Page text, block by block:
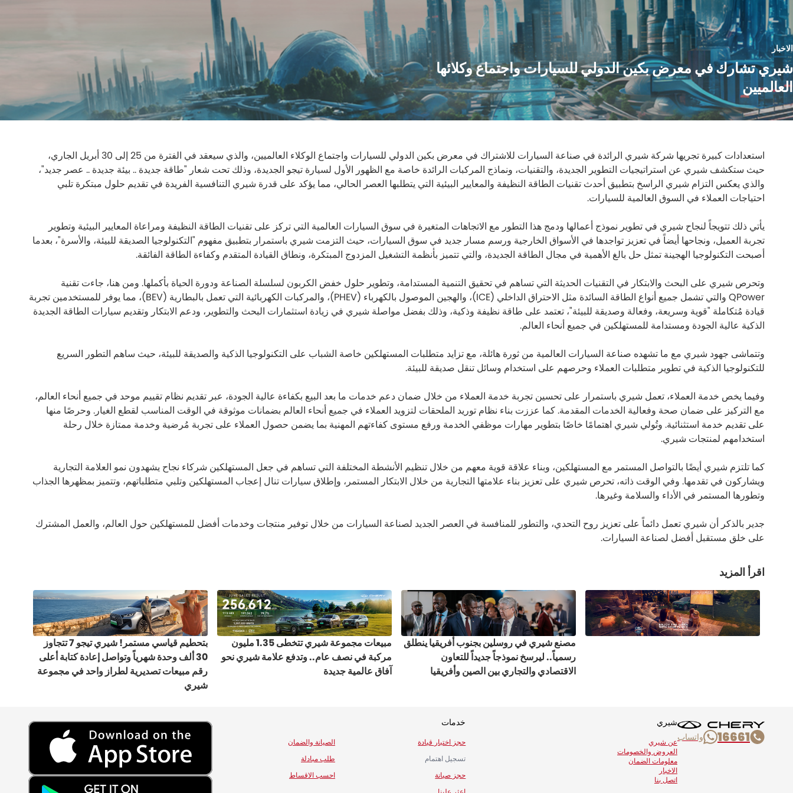
الاخبار
شيري تشارك في معرض بكين الدولي للسيارات واجتماع وكلائها
العالميين
استعدادات كبيرة تجريها شركة شيري الرائدة في صناعة السيارات للاشتراك في معرض بكين الدولي للسيارات واجتماع الوكلاء العالميين، والذي سيعقد في الفترة من 25 إلى 30 أبريل الجاري،
حيث ستكشف شيري عن استراتيجيات التطوير الجديدة، والتقنيات، ونماذج المركبات الرائدة خاصة مع الظهور الأول لسيارة تيجو الجديدة، وذلك تحت شعار "طاقة جديدة .. بيئة جديدة .. عصر جديد"،
والذي يعكس التزام شيري الراسخ بتطبيق أحدث تقنيات الطاقة النظيفة والمعايير البيئية التي يتطلبها العصر الحالي، مما يؤكد على قدرة شيري التنافسية الفريدة في تقديم حلول مبتكرة تلبي
احتياجات العملاء في السوق العالمية للسيارات.
يأتي ذلك تتويجاً لنجاح شيري في تطوير نموذج أعمالها ودمج هذا التطور مع الاتجاهات المتغيرة في سوق السيارات العالمية التي تركز على تقنيات الطاقة النظيفة ومراعاة المعايير البيئية وتطوير
تجربة العميل، ونجاحها أيضاً في تعزيز تواجدها في الأسواق الخارجية ورسم مسار جديد في سوق السيارات، حيث التزمت شيري باستمرار بتطبيق مفهوم "التكنولوجيا الصديقة للبيئة، والأسرة"، بعدما
أصبحت التكنولوجيا الهجينة تمثل حل بالغ الأهمية في مجال الطاقة الجديدة، والتي تتميز بأنظمة التشغيل المزدوج المبتكرة، ونطاق القيادة المتقدم وكفاءة الطاقة الفائقة.
وتحرص شيري على البحث والابتكار في التقنيات الحديثة التي تساهم في تحقيق التنمية المستدامة، وتطوير حلول خفض الكربون لسلسلة الصناعة ودورة الحياة بأكملها. ومن هنا، جاءت تقنية
QPower والتي تشمل جميع أنواع الطاقة السائدة مثل الاحتراق الداخلي (ICE)، والهجين الموصول بالكهرباء (PHEV)، والمركبات الكهربائية التي تعمل بالبطارية (BEV)، مما يوفر للمستخدمين تجربة
قيادة مُتكاملة "قوية وسريعة، وفعالة وصديقة للبيئة"، تعتمد على طاقة نظيفة وذكية، وذلك بفضل مواصلة شيري في زيادة استثمارات البحث والتطوير، ودعم الابتكار وتقديم سيارات الطاقة الجديدة
الذكية عالية الجودة ومستدامة للمستهلكين في جميع أنحاء العالم.
وتتماشى جهود شيري مع ما تشهده صناعة السيارات العالمية من ثورة هائلة، مع تزايد متطلبات المستهلكين خاصة الشباب على التكنولوجيا الذكية والصديقة للبيئة، حيث ساهم التطور السريع
للتكنولوجيا الذكية في تطوير متطلبات العملاء وحرصهم على استخدام وسائل تنقل صديقة للبيئة.
وفيما يخص خدمة العملاء، تعمل شيري باستمرار على تحسين تجربة خدمة العملاء من خلال ضمان دعم خدمات ما بعد البيع بكفاءة عالية الجودة، عبر تقديم نظام تقييم موحد في جميع أنحاء العالم،
مع التركيز على ضمان صحة وفعالية الخدمات المقدمة. كما عززت بناء نظام توريد الملحقات لتزويد العملاء في جميع أنحاء العالم بضمانات موثوقة في الوقت المناسب لقطع الغيار. وحرصًا منها
على تقديم خدمة استثنائية. وتُولي شيري اهتمامًا خاصًا بتطوير مهارات موظفي الخدمة ورفع مستوى كفاءتهم المهنية بما يضمن حصول العملاء على تجربة مُرضية وخدمة ممتازة خلال رحلة
استخدامهم لمنتجات شيري.
كما تلتزم شيري أيضًا بالتواصل المستمر مع المستهلكين، وبناء علاقة قوية معهم من خلال تنظيم الأنشطة المختلفة التي تساهم في جعل المستهلكين شركاء نجاح يشهدون نمو العلامة التجارية
ويشاركون في تقدمها. وفي الوقت ذاته، تحرص شيري على تعزيز بناء علامتها التجارية من خلال الابتكار المستمر، وإطلاق سيارات تنال إعجاب المستهلكين وتلبي متطلباتهم، وتتميز بمظهرها الجذاب
وتطورها المستمر في الأداء والسلامة وغيرها.
جدير بالذكر أن شيري تعمل دائماً على تعزيز روح التحدي، والتطور للمنافسة في العصر الجديد لصناعة السيارات من خلال توفير منتجات وخدمات أفضل للمستهلكين حول العالم، والعمل المشترك
على خلق مستقبل أفضل لصناعة السيارات.
اقرأ المزيد
مصنع شيري في روسلين بجنوب أفريقيا ينطلق
رسمياً.. ليرسخ نموذجاً جديداً للتعاون
الاقتصادي والتجاري بين الصين وأفريقيا
مبيعات مجموعة شيري تتخطى 1.35 مليون
مركبة في نصف عام.. وتدفع علامة شيري نحو
آفاق عالمية جديدة
بتحطيم قياسي مستمر! شيري تيجو 7 تتجاوز
30 ألف وحدة شهرياً وتواصل إعادة كتابة أعلى
رقم مبيعات تصديرية لطراز واحد في مجموعة
شيري
16661 واتساب
شيري
عن شيري
العروض والخصومات
معلومات الضمان
الاخبار
اتصل بنا
خدمات
حجز اختبار قيادة
تسجيل اهتمام
حجز صيانة
الصيانة والضمان
طلب مبادلة
احسب الاقساط